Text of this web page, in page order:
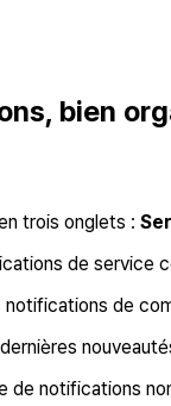
bien
trois onglets :
de service
de
notifications